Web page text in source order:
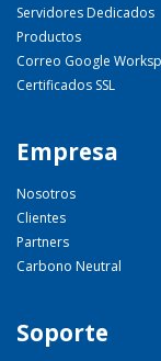
Servidores Dedicados
Productos
Correo Google
Certificados SSL
Empresa
Nosotros
Clientes
Partners
Carbono Neutral
Soporte